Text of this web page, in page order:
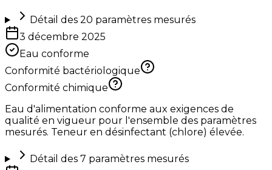
Détail des 20 paramètres mesurés
3 décembre 2025
Eau conforme
Conformité bactériologique
Conformité chimique
Eau d'alimentation conforme aux exigences de
qualité en vigueur pour l'ensemble des paramètres
mesurés. Teneur en désinfectant (chlore) élevée.
Détail des 7 paramètres mesurés